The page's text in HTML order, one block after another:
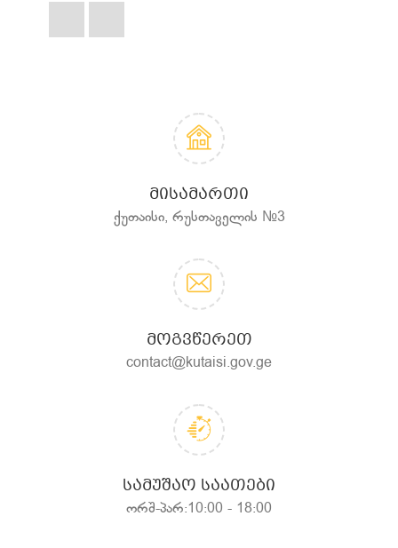
ᲛᲘᲡᲐᲛᲐᲠᲗᲘ
ქუთაისი, რუსთაველის №3
ᲛᲝᲒᲕᲬᲔᲠᲔᲗ
contact@kutaisi.gov.ge
ᲡᲐᲛᲣᲨᲐᲝ ᲡᲐᲐᲗᲔᲑᲘ
ორშ-პარ:10:00 - 18:00